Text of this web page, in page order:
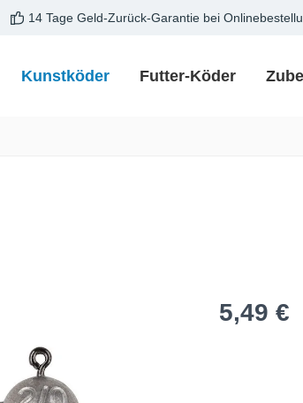
14 Tage Geld-Zurück-Garantie bei
Kunstköder Futter-Köder
Regulärer
5,49 €